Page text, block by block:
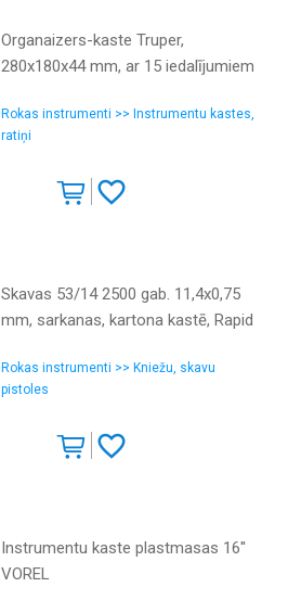
Organaizers-kaste Truper,
280x180x44 mm, ar 15 iedalījumiem
Rokas instrumenti >> Instrumentu kastes,
ratiņi
Skavas 53/14 2500 gab. 11,4x0,75
mm, sarkanas, kartona kastē, Rapid
Rokas instrumenti >> Kniežu, skavu
pistoles
Instrumentu kaste plastmasas 16''
VOREL